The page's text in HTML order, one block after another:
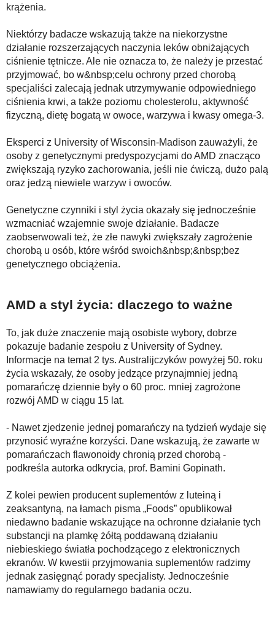
krążenia.
Niektórzy badacze wskazują także na niekorzystne
działanie rozszerzających naczynia leków obniżających
ciśnienie tętnicze. Ale nie oznacza to, że należy je przestać
przyjmować, bo w&nbsp;celu ochrony przed chorobą
specjaliści zalecają jednak utrzymywanie odpowiedniego
ciśnienia krwi, a także poziomu cholesterolu, aktywność
fizyczną, dietę bogatą w owoce, warzywa i kwasy omega-3.
Eksperci z University of Wisconsin-Madison zauważyli, że
osoby z genetycznymi predyspozycjami do AMD znacząco
zwiększają ryzyko zachorowania, jeśli nie ćwiczą, dużo palą
oraz jedzą niewiele warzyw i owoców.
Genetyczne czynniki i styl życia okazały się jednocześnie
wzmacniać wzajemnie swoje działanie. Badacze
zaobserwowali też, że złe nawyki zwiększały zagrożenie
chorobą u osób, które wśród swoich&nbsp;&nbsp;bez
genetycznego obciążenia.
AMD a styl życia: dlaczego to ważne
To, jak duże znaczenie mają osobiste wybory, dobrze
pokazuje badanie zespołu z University of Sydney.
Informacje na temat 2 tys. Australijczyków powyżej 50. roku
życia wskazały, że osoby jedzące przynajmniej jedną
pomarańczę dziennie były o 60 proc. mniej zagrożone
rozwój AMD w ciągu 15 lat.
- Nawet zjedzenie jednej pomarańczy na tydzień wydaje się
przynosić wyraźne korzyści. Dane wskazują, że zawarte w
pomarańczach flawonoidy chronią przed chorobą -
podkreśla autorka odkrycia, prof. Bamini Gopinath.
Z kolei pewien producent suplementów z luteiną i
zeaksantyną, na łamach pisma „Foods” opublikował
niedawno badanie wskazujące na ochronne działanie tych
substancji na plamkę żółtą poddawaną działaniu
niebieskiego światła pochodzącego z elektronicznych
ekranów. W kwestii przyjmowania suplementów radzimy
jednak zasięgnąć porady specjalisty. Jednocześnie
namawiamy do regularnego badania oczu.